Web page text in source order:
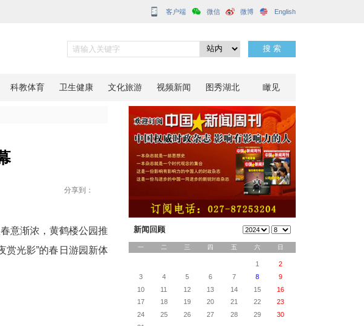
季活动启幕
画来。随着武汉春意渐浓，黄鹤楼公园推
打造“日游名楼、夜赏光影”的春日游园新体